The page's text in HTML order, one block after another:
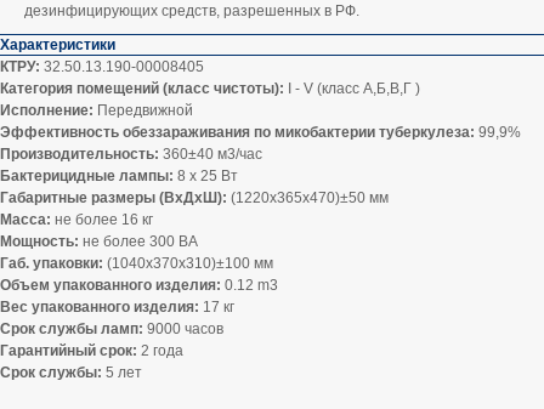
дезинфицирующих средств, разрешенных в РФ.
Характеристики
КТРУ: 32.50.13.190-00008405
Категория помещений (класс чистоты): I - V (класс А,Б,В,Г )
Исполнение: Передвижной
Эффективность обеззараживания по микобактерии туберкулеза: 99,9%
Производительность: 360±40 м3/час
Бактерицидные лампы: 8 х 25 Вт
Габаритные размеры (ВхДхШ): (1220х365х470)±50 мм
Масса: не более 16 кг
Мощность: не более 300 ВА
Габ. упаковки: (1040х370х310)±100 мм
Объем упакованного изделия: 0.12 m3
Вес упакованного изделия: 17 кг
Срок службы ламп: 9000 часов
Гарантийный срок: 2 года
Срок службы: 5 лет